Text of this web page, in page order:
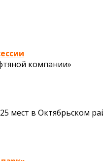
компании»
мест в Октябрьском